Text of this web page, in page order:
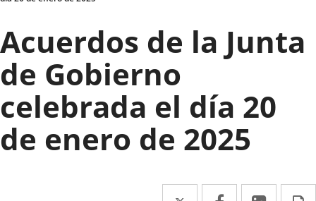
de
Valladolid
Acuerdos de la Junta
de Gobierno
celebrada el día 20
de enero de 2025
Twitter
Enlace Facebook
EnlaceEnlace